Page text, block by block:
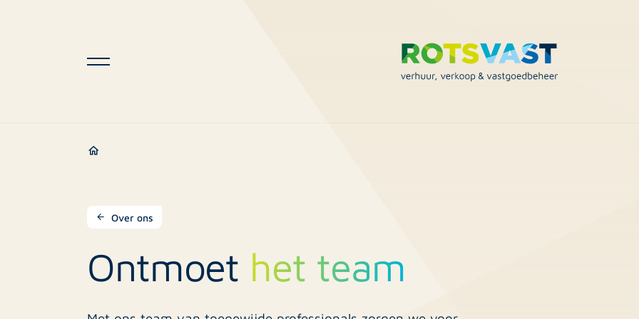
Over ons
Ontmoet het team